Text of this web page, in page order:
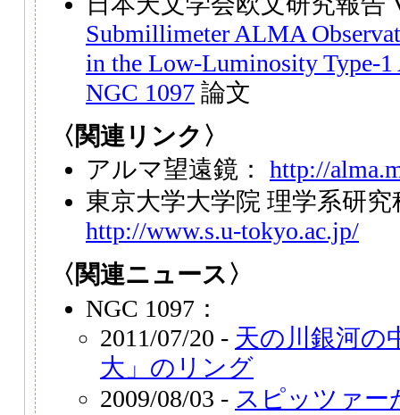
Submillimeter ALMA
in the Low-Luminosity Type-
NGC 1097 論文
〈関連リンク〉
アルマ望遠鏡： http://
東京大学大学院 理学系研
http://www.s.u-tokyo.ac.jp/
〈関連ニュース〉
NGC 1097：
2011/07/20 - 天の川銀河の
大」のリング
2009/08/03 - スピッツァー